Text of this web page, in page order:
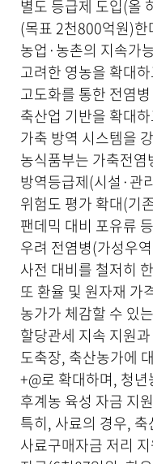
별도 등급제 도입(올
(목표 2천800억원)한
농업·농촌의 지속가
고려한 영농을 확대
고도화를 통한 전염
축산업 기반을 확대
가축 방역 시스템을
농식품부는 가축전
방역등급제(시설·관
위험도 평가 확대(기
팬데믹 대비 포유류
우려 전염병(가성우
사전 대비를 철저히
또 환율 및 원자재 가
농가가 체감할 수 있
할당관세 지속 지원
도축장, 축산농가에
+@로 확대하며, 청
후계농 육성 자금 지
특히, 사료의 경우,
사료구매자금 저리